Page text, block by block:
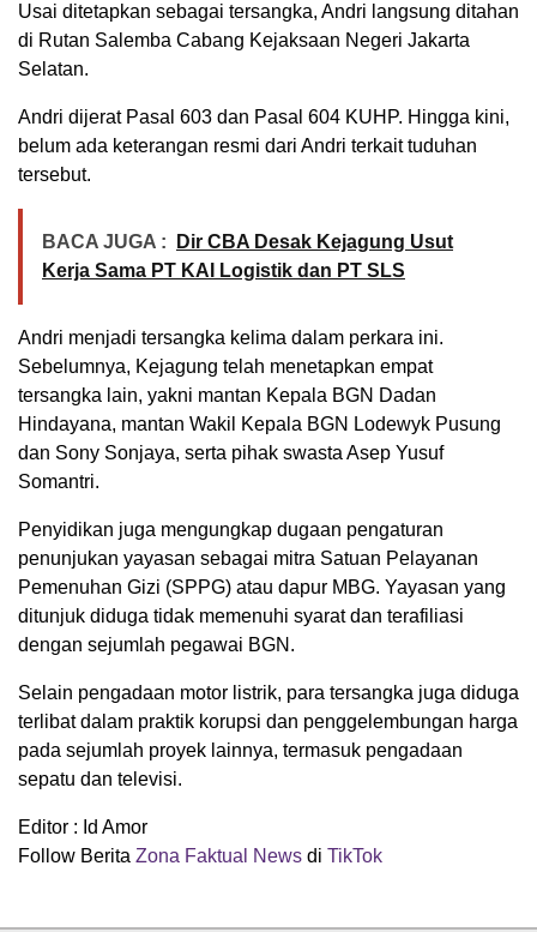
Usai ditetapkan sebagai tersangka, Andri langsung ditahan
di Rutan Salemba Cabang Kejaksaan Negeri Jakarta
Selatan.
Andri dijerat Pasal 603 dan Pasal 604 KUHP. Hingga kini,
belum ada keterangan resmi dari Andri terkait tuduhan
tersebut.
BACA JUGA :
Dir CBA Desak Kejagung Usut
Kerja Sama PT KAI Logistik dan PT SLS
Andri menjadi tersangka kelima dalam perkara ini.
Sebelumnya, Kejagung telah menetapkan empat
tersangka lain, yakni mantan Kepala BGN Dadan
Hindayana, mantan Wakil Kepala BGN Lodewyk Pusung
dan Sony Sonjaya, serta pihak swasta Asep Yusuf
Somantri.
Penyidikan juga mengungkap dugaan pengaturan
penunjukan yayasan sebagai mitra Satuan Pelayanan
Pemenuhan Gizi (SPPG) atau dapur MBG. Yayasan yang
ditunjuk diduga tidak memenuhi syarat dan terafiliasi
dengan sejumlah pegawai BGN.
Selain pengadaan motor listrik, para tersangka juga diduga
terlibat dalam praktik korupsi dan penggelembungan harga
pada sejumlah proyek lainnya, termasuk pengadaan
sepatu dan televisi.
Editor : Id Amor
Follow Berita Zona Faktual News di TikTok